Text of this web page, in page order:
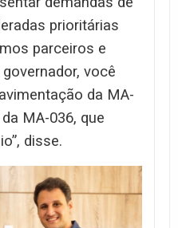
prioritárias
parceiros e
você
da MA-
MA-036, que
disse.